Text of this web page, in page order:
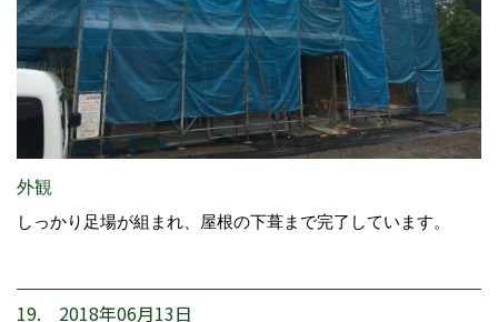
外観
しっかり足場が組まれ、屋根の下葺まで完了しています。
19. 2018年06月13日